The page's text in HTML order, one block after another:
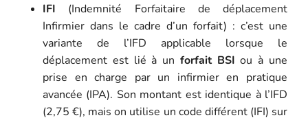
IFI (Indemnité Forfaitaire de déplacement
Infirmier dans le cadre d’un forfait) : c’est une
variante de l’IFD applicable lorsque le
déplacement est lié à un forfait BSI ou à une
prise en charge par un infirmier en pratique
avancée (IPA). Son montant est identique à l’IFD
(2,75 €), mais on utilise un code différent (IFI) sur